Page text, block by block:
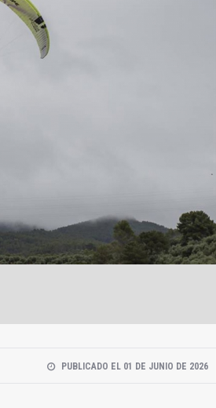
PUBLICADO EL 01 DE JUNIO DE 2026